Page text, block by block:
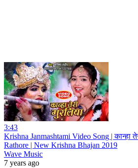
3:43
Krishna Janmashtami Video Song | कान्हा
Rathore | New Krishna Bhajan 2019
Wave Music
7 years ago